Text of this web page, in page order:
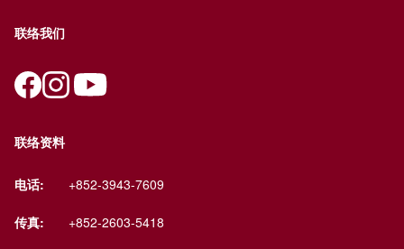
联络我们
联络资料
电话: +852-3943-7609
传真: +852-2603-5418